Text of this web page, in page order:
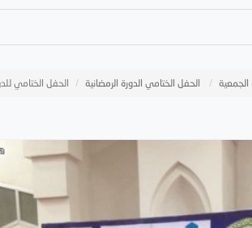
الحفل الختامي الدورة الرمضانية الحفل الختامي